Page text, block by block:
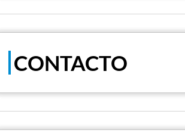
CONTACTO